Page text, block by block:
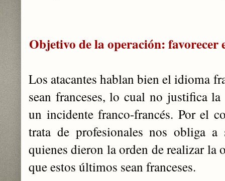
Objetivo de la operación:
Los atacantes hablan bien el idioma
sean franceses, lo cual no justifica
un incidente franco-francés. Por el
trata de profesionales nos obliga a
quienes dieron la orden de realizar la
que estos últimos sean franceses.